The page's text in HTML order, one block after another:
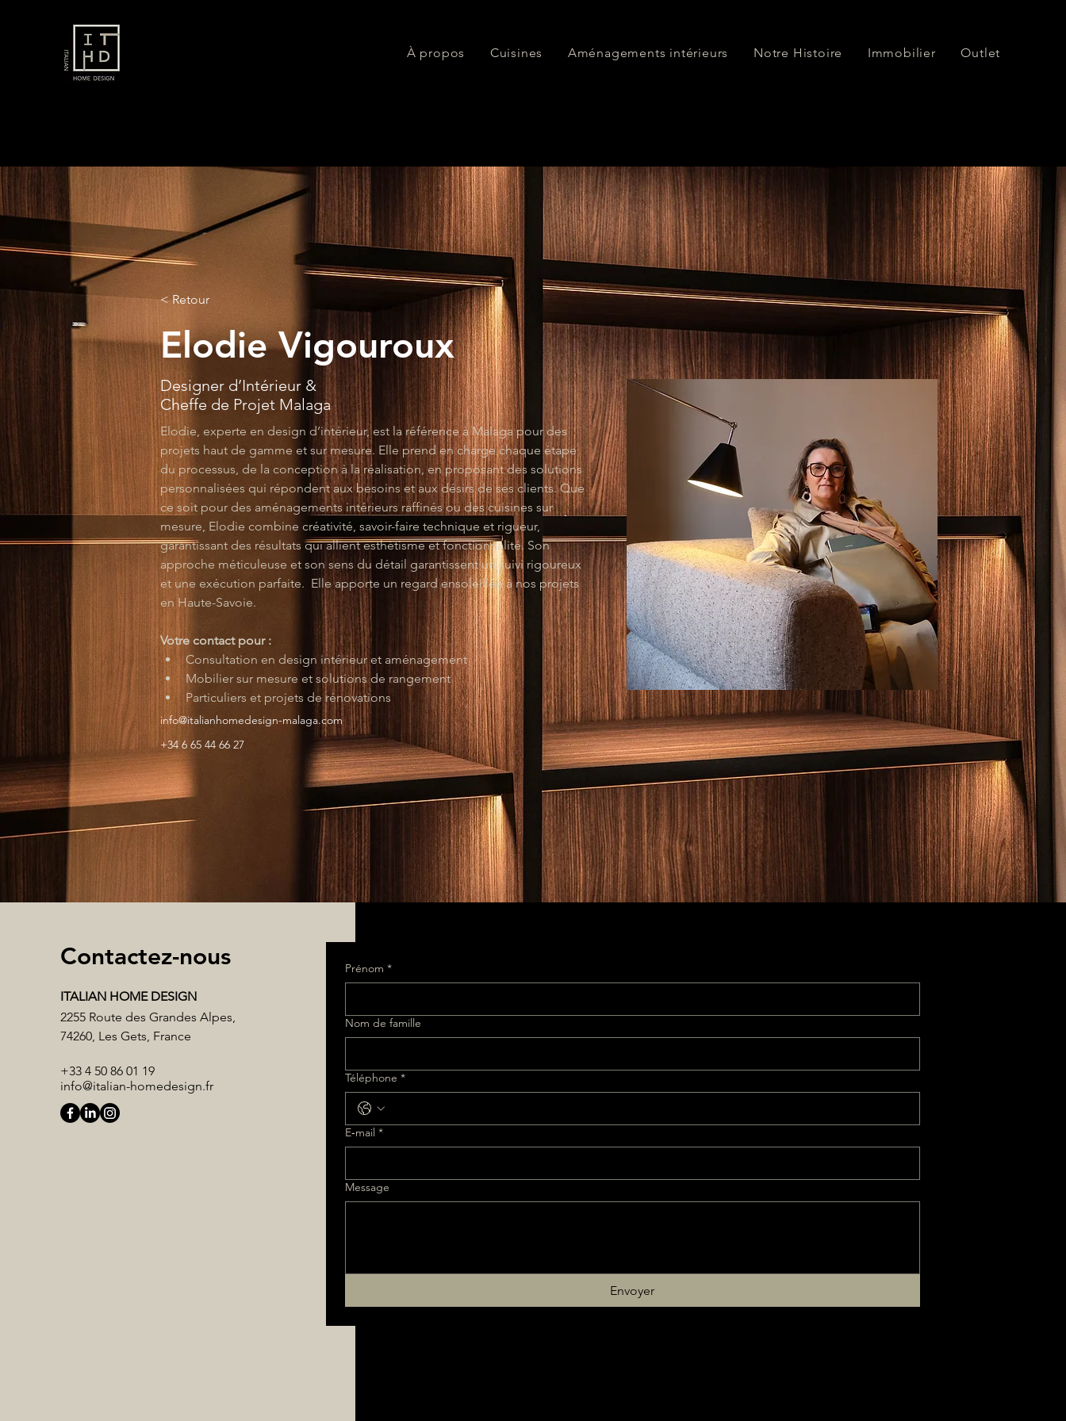
À propos Cuisines Aménagements intérieurs Notre Histoire Immobilier Outlet
Elodie Vigouroux
Designer d’Intérieur &
Cheffe de Projet Malaga
Elodie, experte en design d’intérieur, est la référence à Malaga pour des
projets haut de gamme et sur mesure. Elle prend en charge chaque étape
du processus, de la conception à la réalisation, en proposant des solutions
personnalisées qui répondent aux besoins et aux désirs de ses clients. Que
ce soit pour des aménagements intérieurs raffinés ou des cuisines sur
mesure, Elodie combine créativité, savoir-faire technique et rigueur,
garantissant des résultats qui allient esthétisme et fonctionnalité. Son
approche méticuleuse et son sens du détail garantissent un suivi rigoureux
et une exécution parfaite.  Elle apporte un regard ensoleillée à nos projets
en Haute-Savoie.
Votre contact pour :
Consultation en design intérieur et aménagement
Mobilier sur mesure et solutions de rangement
Particuliers et projets de rénovations
info@italianhomedesign-malaga.com
+34 6 65 44 66 27
< Retour
Contactez-nous
ITALIAN HOME DESIGN
2255 Route des Grandes Alpes,
74260, Les Gets, France
+33 4 50 86 01 19
info@italian-homedesign.fr
Prénom *
Nom de famille
Téléphone *
E‑mail *
Message
Envoyer